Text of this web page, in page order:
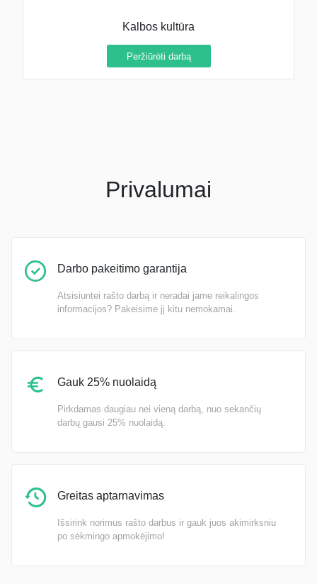
Kalbos kultūra
Peržiūrėti darbą
Privalumai
Darbo pakeitimo garantija
Atsisiuntei rašto darbą ir neradai jame reikalingos
informacijos? Pakeisime jį kitu nemokamai.
Gauk 25% nuolaidą
Pirkdamas daugiau nei vieną darbą, nuo sekančių
darbų gausi 25% nuolaidą.
Greitas aptarnavimas
Išsirink norimus rašto darbus ir gauk juos akimirksniu
po sėkmingo apmokėjimo!